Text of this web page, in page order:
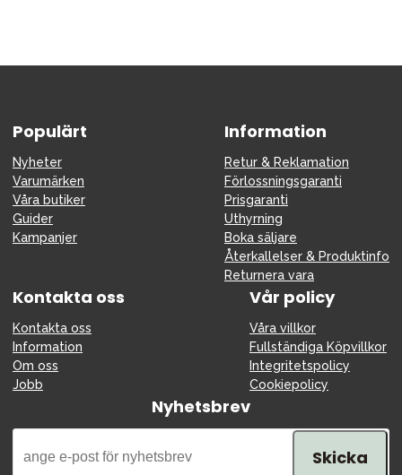
Populärt
Nyheter
Varumärken
Våra butiker
Guider
Kampanjer
Information
Retur & Reklamation
Förlossningsgaranti
Prisgaranti
Uthyrning
Boka säljare
Återkallelser & Produktinfo
Returnera vara
Kontakta oss
Kontakta oss
Information
Om oss
Jobb
Vår policy
Våra villkor
Fullständiga Köpvillkor
Integritetspolicy
Cookiepolicy
Nyhetsbrev
Skicka